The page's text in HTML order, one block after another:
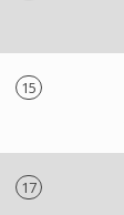
15
17